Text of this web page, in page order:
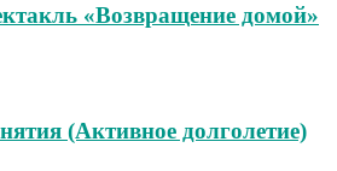
«Возвращение домой»
(Активное долголетие)